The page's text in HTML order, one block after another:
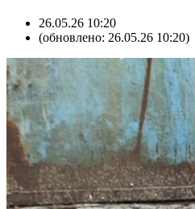
26.05.26 10:20
(обновлено: 26.05.26 10:20)